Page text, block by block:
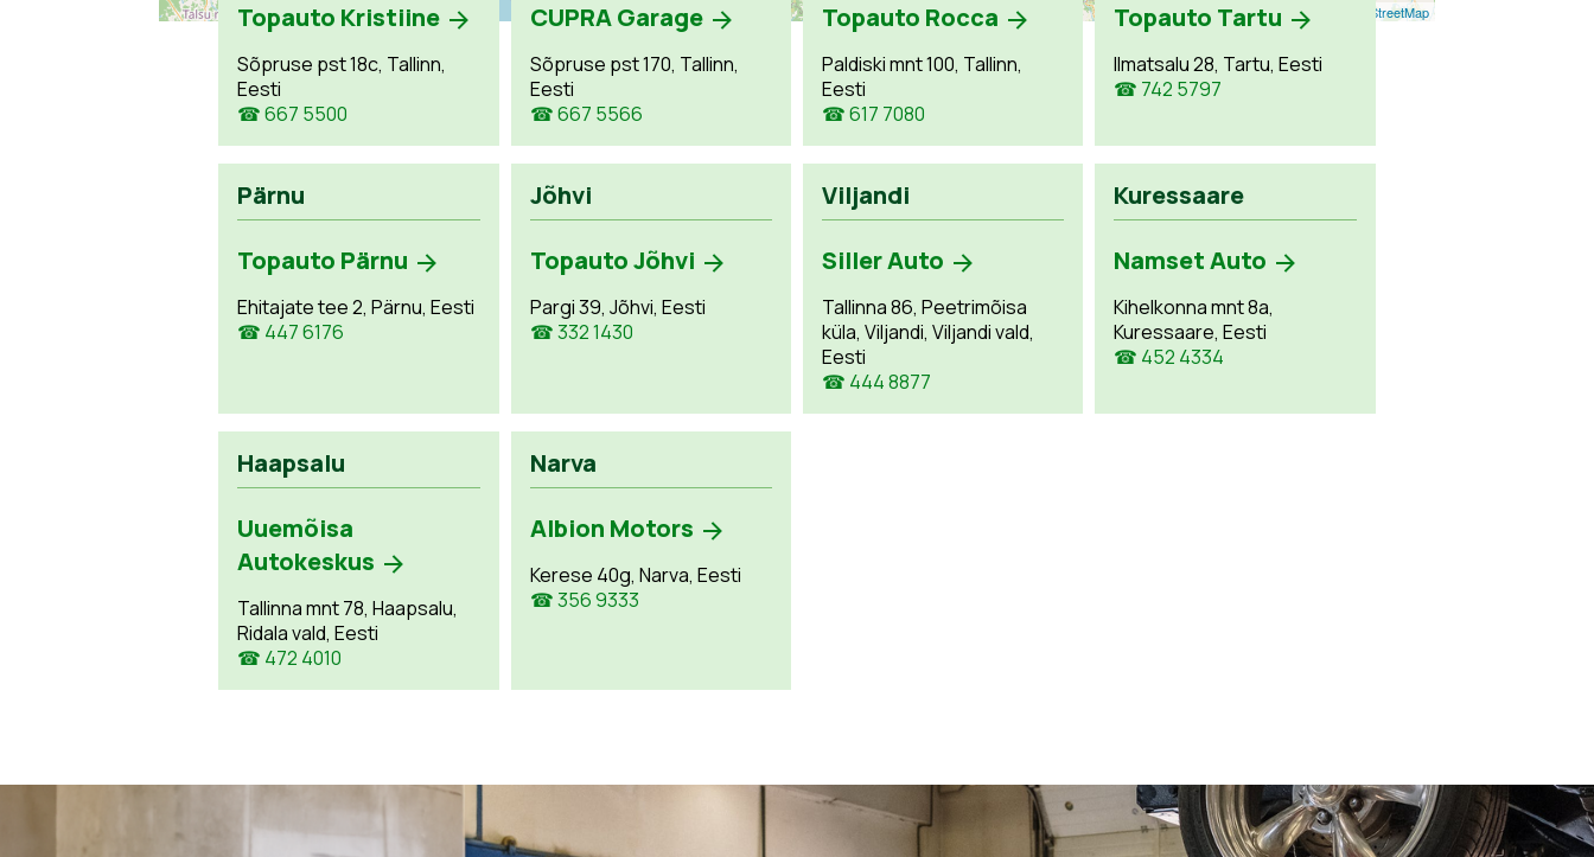
Leaflet OpenStreetMap
Topauto Kristiine
Sõpruse pst 18c, Tallinn,
Eesti
☎ 667 5500
CUPRA Garage
Sõpruse pst 170, Tallinn,
Eesti
☎ 667 5566
Topauto Rocca
Paldiski mnt 100, Tallinn,
Eesti
☎ 617 7080
Topauto Tartu
Ilmatsalu 28, Tartu, Eesti
☎ 742 5797
Pärnu
Topauto Pärnu
Ehitajate tee 2, Pärnu, Eesti
☎ 447 6176
Jõhvi
Topauto Jõhvi
Pargi 39, Jõhvi, Eesti
☎ 332 1430
Viljandi
Siller Auto
Tallinna 86, Peetrimõisa
küla, Viljandi, Viljandi vald,
Eesti
☎ 444 8877
Kuressaare
Namset Auto
Kihelkonna mnt 8a,
Kuressaare, Eesti
☎ 452 4334
Haapsalu
Uuemõisa
Autokeskus
Tallinna mnt 78, Haapsalu,
Ridala vald, Eesti
☎ 472 4010
Narva
Albion Motors
Kerese 40g, Narva, Eesti
☎ 356 9333